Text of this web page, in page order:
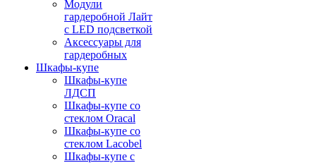
Модули
гардеробной Лайт
с LED подсветкой
Аксессуары для
гардеробных
Шкафы-купе
Шкафы-купе
ЛДСП
Шкафы-купе со
стеклом Oracal
Шкафы-купе со
стеклом Lacobel
Шкафы-купе с